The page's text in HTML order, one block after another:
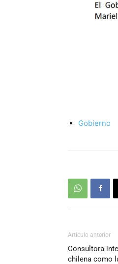
Gobierno
Artículo anterior
Consultora
chilena como